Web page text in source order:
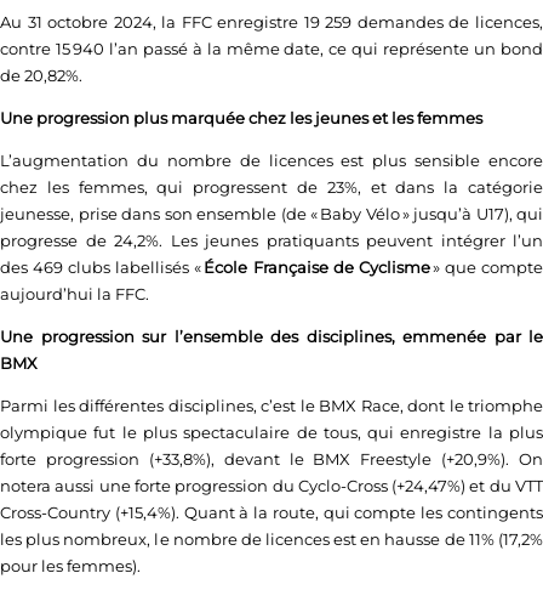
Au 31 octobre 2024, la FFC enregistre 19 259 demandes de licences,
contre 15 940 l’an passé à la même date, ce qui représente un bond
de 20,82%.
Une progression plus marquée chez les jeunes et les femmes
L’augmentation du nombre de licences est plus sensible encore
chez les femmes, qui progressent de 23%, et dans la catégorie
jeunesse, prise dans son ensemble (de « Baby Vélo » jusqu’à U17), qui
progresse de 24,2%. Les jeunes pratiquants peuvent intégrer l’un
des 469 clubs labellisés «École Française de Cyclisme» que compte
aujourd’hui la FFC.
Une progression sur l’ensemble des disciplines, emmenée par le
BMX
Parmi les différentes disciplines, c’est le BMX Race, dont le triomphe
olympique fut le plus spectaculaire de tous, qui enregistre la plus
forte progression (+33,8%), devant le BMX Freestyle (+20,9%). On
notera aussi une forte progression du Cyclo-Cross (+24,47%) et du VTT
Cross-Country (+15,4%). Quant à la route, qui compte les contingents
les plus nombreux, le nombre de licences est en hausse de 11% (17,2%
pour les femmes).